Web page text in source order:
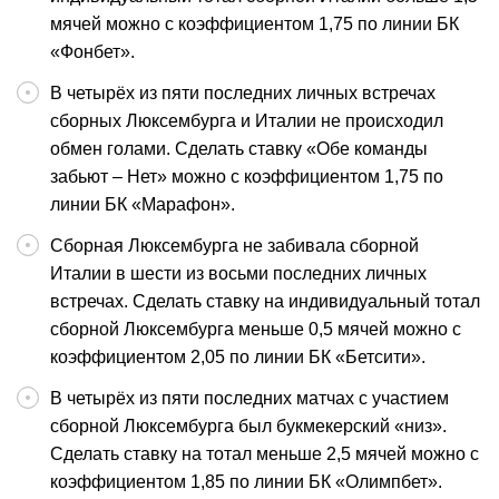
мячей можно с коэффициентом 1,75 по линии БК
«Фонбет».
В четырёх из пяти последних личных встречах
сборных Люксембурга и Италии не происходил
обмен голами. Сделать ставку «Обе команды
забьют – Нет» можно с коэффициентом 1,75 по
линии БК «Марафон».
Сборная Люксембурга не забивала сборной
Италии в шести из восьми последних личных
встречах. Сделать ставку на индивидуальный тотал
сборной Люксембурга меньше 0,5 мячей можно с
коэффициентом 2,05 по линии БК «Бетсити».
В четырёх из пяти последних матчах с участием
сборной Люксембурга был букмекерский «низ».
Сделать ставку на тотал меньше 2,5 мячей можно с
коэффициентом 1,85 по линии БК «Олимпбет».